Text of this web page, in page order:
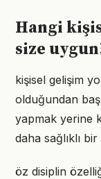
Hangi
size
kişisel gelişim
olduğundan
yapmak yerine
daha sağlıklı bir
öz disiplin